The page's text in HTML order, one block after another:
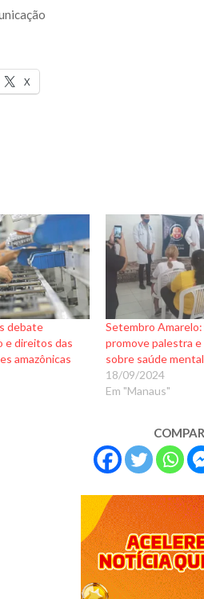
X
debate
e direitos das
amazônicas
Setembro
promove palestra e
sobre saúde
18/09/2024
Em "Manaus"